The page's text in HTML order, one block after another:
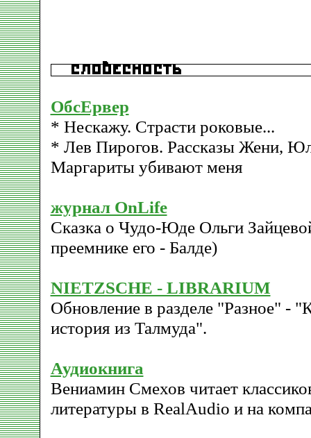
ОбсЕрвер
* Нескажу. Страсти роковые...
* Лев Пирогов. Рассказы Жени,
Маргариты убивают меня
журнал OnLife
Сказка о Чудо-Юде Ольги
преемнике его - Балде)
NIETZSCHE - LIBRARIUM
Обновление в разделе
история из Талмуда".
Аудиокнига
Вениамин Смехов читает
литературы в RealAudio и на